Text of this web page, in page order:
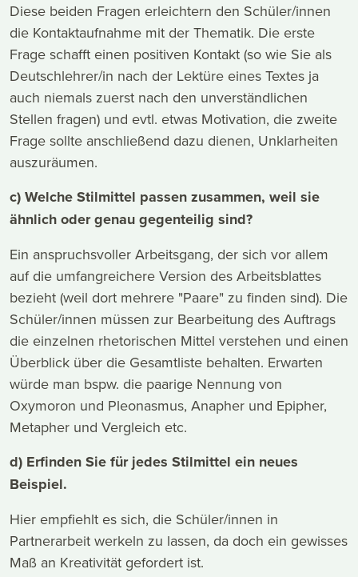
Diese beiden Fragen erleichtern den Schüler/innen
die Kontaktaufnahme mit der Thematik. Die erste
Frage schafft einen positiven Kontakt (so wie Sie als
Deutschlehrer/in nach der Lektüre eines Textes ja
auch niemals zuerst nach den unverständlichen
Stellen fragen) und evtl. etwas Motivation, die zweite
Frage sollte anschließend dazu dienen, Unklarheiten
auszuräumen.
c) Welche Stilmittel passen zusammen, weil sie
ähnlich oder genau gegenteilig sind?
Ein anspruchsvoller Arbeitsgang, der sich vor allem
auf die umfangreichere Version des Arbeitsblattes
bezieht (weil dort mehrere "Paare" zu finden sind). Die
Schüler/innen müssen zur Bearbeitung des Auftrags
die einzelnen rhetorischen Mittel verstehen und einen
Überblick über die Gesamtliste behalten. Erwarten
würde man bspw. die paarige Nennung von
Oxymoron und Pleonasmus, Anapher und Epipher,
Metapher und Vergleich etc.
d) Erfinden Sie für jedes Stilmittel ein neues
Beispiel.
Hier empfiehlt es sich, die Schüler/innen in
Partnerarbeit werkeln zu lassen, da doch ein gewisses
Maß an Kreativität gefordert ist.